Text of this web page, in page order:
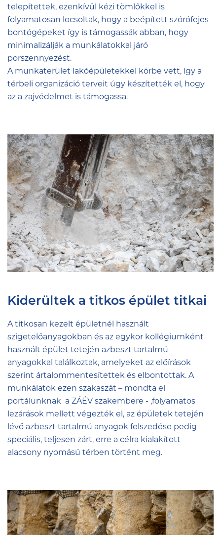
telepítettek, ezenkívül kézi tömlőkkel is
folyamatosan locsoltak, hogy a beépített szórófejes
bontógépeket így is támogassák abban, hogy
minimalizálják a munkálatokkal járó
porszennyezést.
A munkaterület lakóépületekkel körbe vett, így a
térbeli organizáció terveit úgy készítették el, hogy
az a zajvédelmet is támogassa.
Kiderültek a titkos épület titkai
A titkosan kezelt épületnél használt
szigetelőanyagokban és az egykor kollégiumként
használt épület tetején azbeszt tartalmú
anyagokkal találkoztak, amelyeket az előírások
szerint ártalommentesítettek és elbontottak. A
munkálatok ezen szakaszát – mondta el
portálunknak a ZÁÉV szakembere - ,folyamatos
lezárások mellett végezték el, az épületek tetején
lévő azbeszt tartalmú anyagok felszedése pedig
speciális, teljesen zárt, erre a célra kialakított
alacsony nyomású térben történt meg.